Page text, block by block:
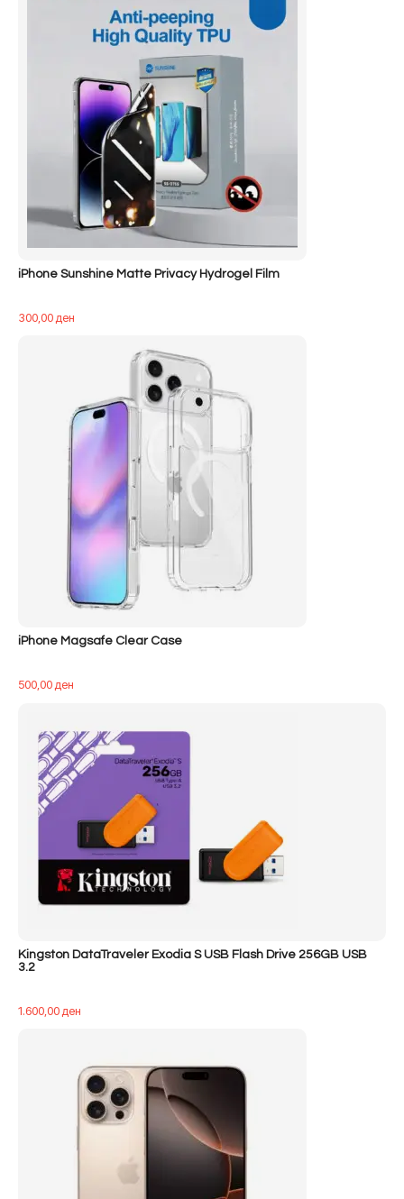
iPhone Sunshine Matte Privacy Hydrogel Film
300,00ден
iPhone Magsafe Clear Case
500,00ден
Kingston DataTraveler Exodia S USB Flash Drive 256GB USB
3.2
1.600,00ден